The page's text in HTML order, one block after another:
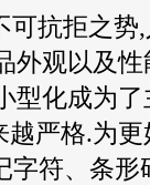
抗拒之势,
外观以及
型化成为了
严格.为
字符、条